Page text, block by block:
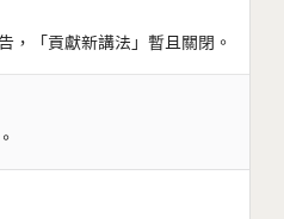
，「貢獻新講法」暫且關閉。